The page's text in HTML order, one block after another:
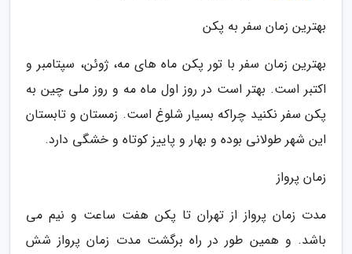
بهترین زمان سفر به پکن
بهترین زمان سفر با تور پکن ماه های مه، ژوئن، سپتامبر و
اکتبر است. بهتر است در روز اول ماه مه و روز ملی چین به
پکن سفر نکنید چراکه بسیار شلوغ است. زمستان و تابستان
این شهر طولانی بوده و بهار و پاییز کوتاه و خشگی دارد.
زمان پرواز
مدت زمان پرواز از تهران تا پکن هفت ساعت و نیم می
باشد. و همین طور در راه برگشت مدت زمان پرواز شش